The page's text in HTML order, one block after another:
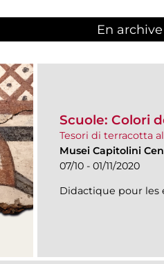
En archive
Scuole: Colori
Tesori di terracotta
Musei Capitolini
07/10 - 01/11/2020
Didactique pour les